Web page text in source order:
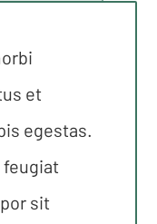
et
egestas.
feugiat
sit